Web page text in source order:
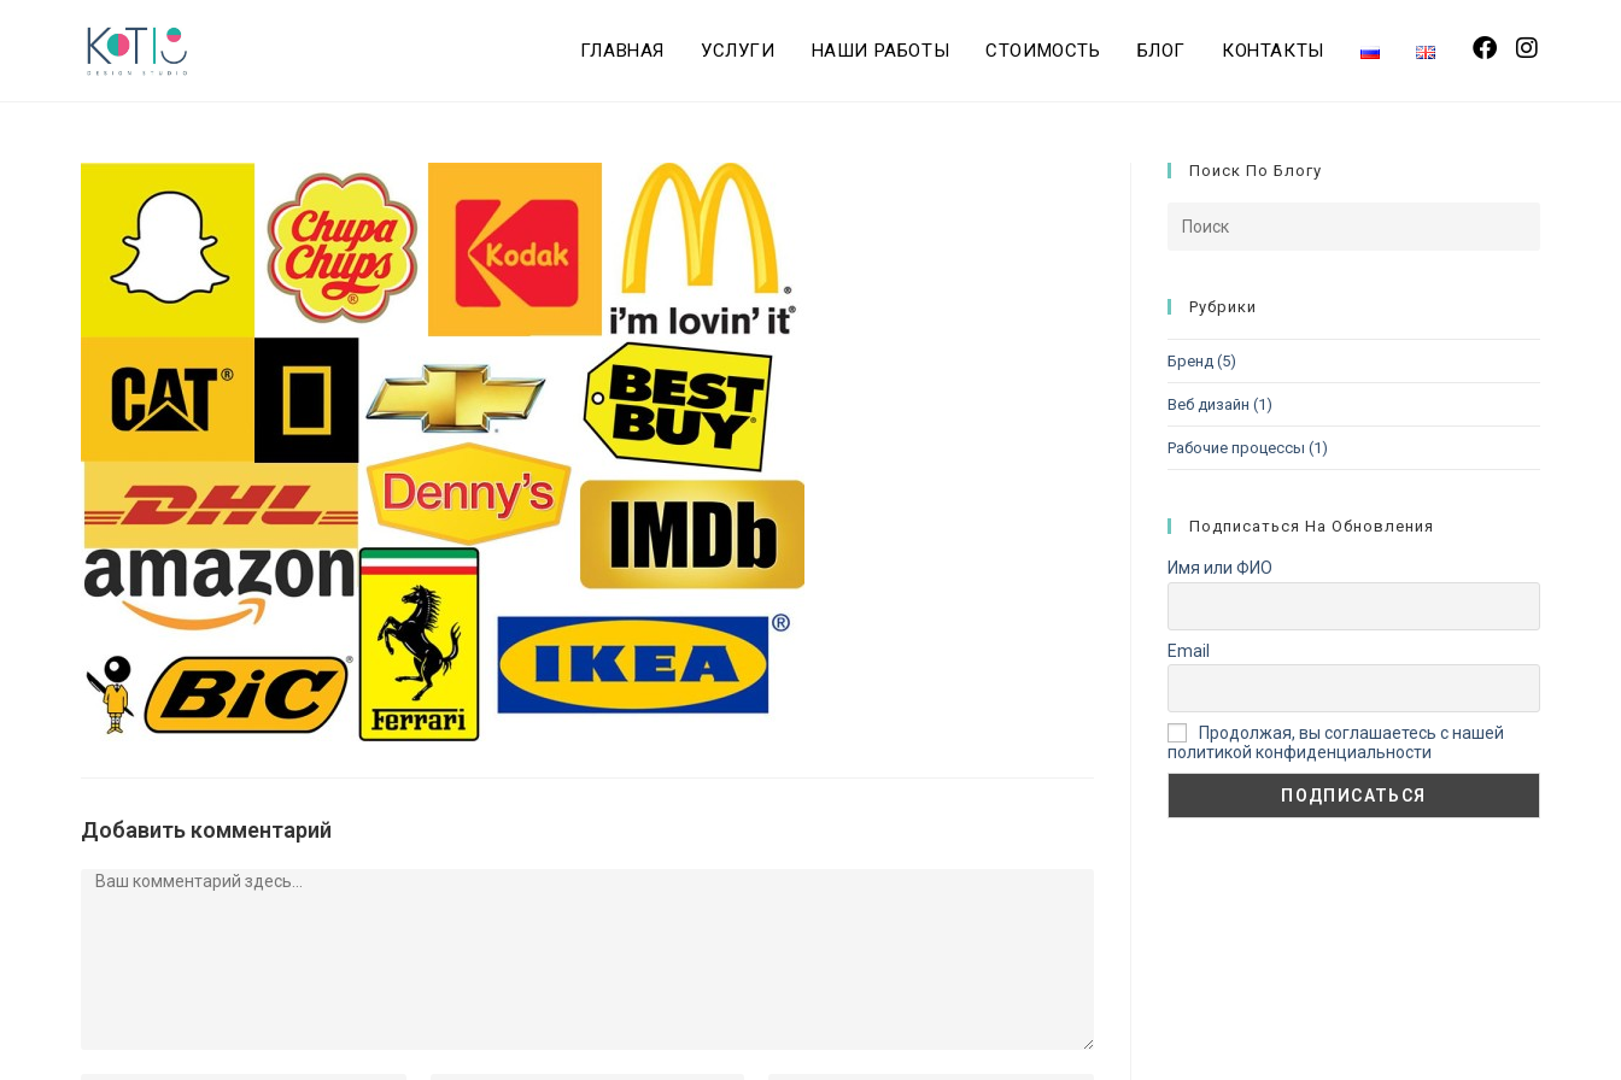
ГЛАВНАЯ УСЛУГИ НАШИ РАБОТЫ СТОИМОСТЬ БЛОГ КОНТАКТЫ
Добавить комментарий
Поиск По Блогу
Рубрики
Бренд (5)
Веб дизайн (1)
Рабочие процессы (1)
Подписаться На Обновления
Имя или ФИО
Email
Продолжая, вы соглашаетесь с нашей
политикой конфиденциальности